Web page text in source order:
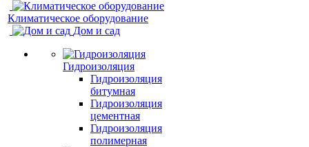
Климатическое оборудование
Дом и сад
Гидроизоляция
Гидроизоляция
битумная
Гидроизоляция
цементная
Гидроизоляция
полимерная